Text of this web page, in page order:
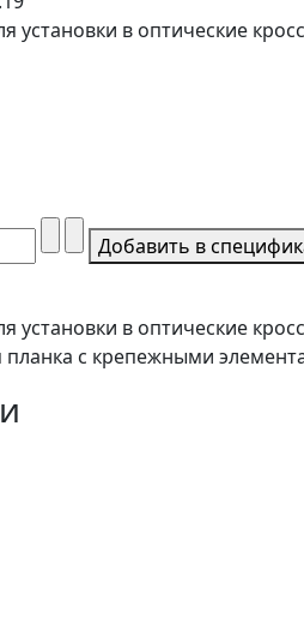
установки в оптические
Добавить в
установки в оптические
планка с крепежными